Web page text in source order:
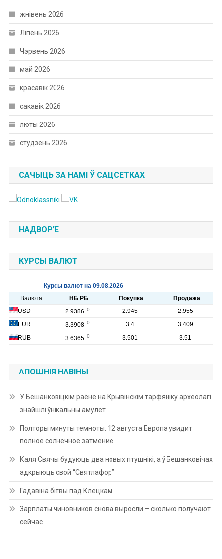
жнівень 2026
Ліпень 2026
Чэрвень 2026
май 2026
красавік 2026
сакавік 2026
люты 2026
студзень 2026
САЧЫЦЬ ЗА НАМІ Ў САЦСЕТКАХ
НАДВОР’Е
КУРСЫ ВАЛЮТ
АПОШНІЯ НАВІНЫ
У Бешанковіцкім раёне на Крывінскім тарфяніку археолагі
знайшлі ўнікальны амулет
Полторы минуты темноты. 12 августа Европа увидит
полное солнечное затмение
Каля Свячы будуюць два новых птушнікі, а ў Бешанковічах
адкрыюць свой “Святлафор”
Гадавіна бітвы пад Клецкам
Зарплаты чиновников снова выросли – сколько получают
сейчас